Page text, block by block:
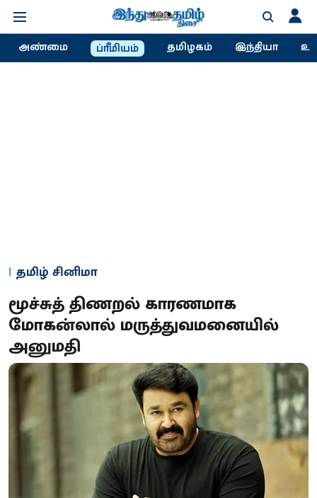
அண்மை ப்ரீமியம் தமிழகம் இந்தியா
தமிழ் சினிமா
மூச்சுத் திணறல் காரணமாக
மோகன்லால் மருத்துவமனையில்
அனுமதி